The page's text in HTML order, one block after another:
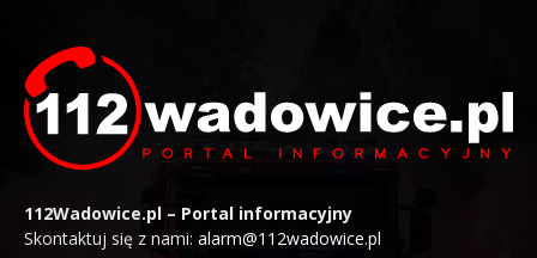
112Wadowice.pl – Portal informacyjny
Skontaktuj się z nami: alarm@112wadowice.pl